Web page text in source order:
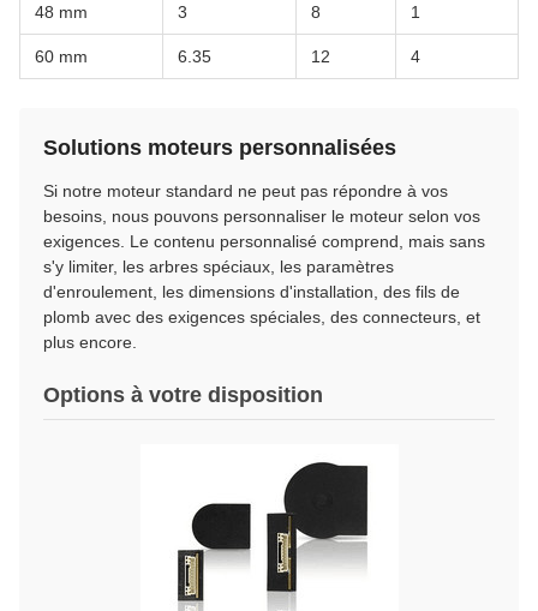
48 mm 3 8 1
60 mm 6.35 12 4
Solutions moteurs personnalisées
Si notre moteur standard ne peut pas répondre à vos
besoins, nous pouvons personnaliser le moteur selon vos
exigences. Le contenu personnalisé comprend, mais sans
s'y limiter, les arbres spéciaux, les paramètres
d'enroulement, les dimensions d'installation, des fils de
plomb avec des exigences spéciales, des connecteurs, et
plus encore.
Options à votre disposition